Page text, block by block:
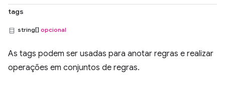
tags
string[] opcional
As tags podem ser usadas para anotar regras e realizar
operações em conjuntos de regras.